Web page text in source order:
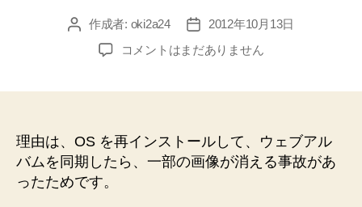
投 作成者: oki2a24
投
稿
日
2012年10月13日
Picasa
に
同
期」
コメントはまだありません
理由は、OS を再インストールして、ウェブアル
バムを同期したら、一部の画像が消える事故があ
ったためです。